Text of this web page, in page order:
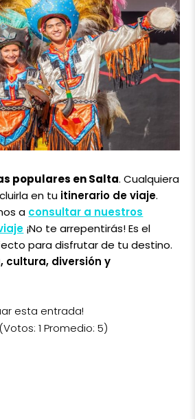
populares en Salta. Cualquiera
en tu itinerario de viaje.
a consultar a nuestros
¡No te arrepentirás! Es el
para disfrutar de tu destino.
cultura, diversión y
esta entrada!
(Votos:1 Promedio:5)